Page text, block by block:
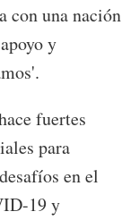
con una nación
y
fuertes
para
en el
19 y